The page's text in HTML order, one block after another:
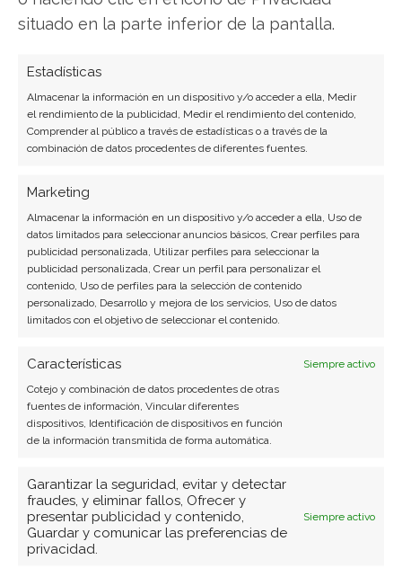
situado en la parte inferior de la pantalla.
Estadísticas
Almacenar la información en un dispositivo y/o acceder a ella, Medir
el rendimiento de la publicidad, Medir el rendimiento del contenido,
Comprender al público a través de estadísticas o a través de la
combinación de datos procedentes de diferentes fuentes.
Marketing
Almacenar la información en un dispositivo y/o acceder a ella, Uso de
datos limitados para seleccionar anuncios básicos, Crear perfiles para
publicidad personalizada, Utilizar perfiles para seleccionar la
publicidad personalizada, Crear un perfil para personalizar el
contenido, Uso de perfiles para la selección de contenido
personalizado, Desarrollo y mejora de los servicios, Uso de datos
limitados con el objetivo de seleccionar el contenido.
Características
Siempre activo
Cotejo y combinación de datos procedentes de otras
fuentes de información, Vincular diferentes
dispositivos, Identificación de dispositivos en función
de la información transmitida de forma automática.
Garantizar la seguridad, evitar y detectar
fraudes, y eliminar fallos, Ofrecer y
presentar publicidad y contenido,
Guardar y comunicar las preferencias de
privacidad.
Siempre activo
Analista tecnológica enfocada en innovación digital,
Ver todos los artículos →
ARTÍCULOS RECIENTES